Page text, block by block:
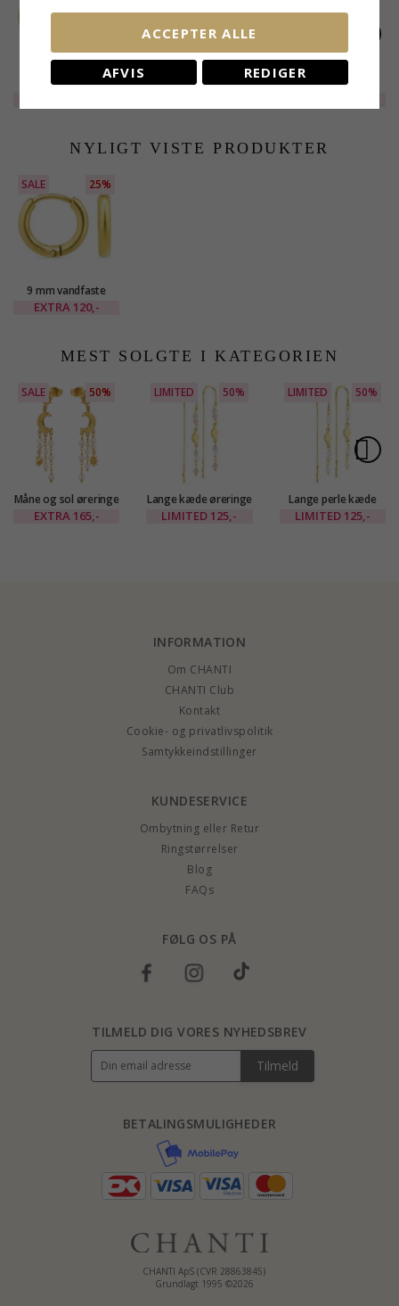
17 mm vandfaste
- OCEANA
Vandfaste creoler i
OCEANA
21 mm vandfaste
- OCEANA
NYLIGT VISTE PRODUKTER
SALE 25%
9 mm vandfaste
creoler i forgyldt stål
EXTRA 120,-
MEST SOLGTE I KATEGORIEN
SALE 50%
Måne og sol øreringe
i forgyldt messing -
EXTRA 165,-
LIMITED 50%
Lange kæde øreringe
i forgyldt messing -
LIMITED 125,-
LIMITED 50%
Lange perle kæde
øreringe i forgyldt
LIMITED 125,-
INFORMATION
Om CHANTI
CHANTI Club
Kontakt
Cookie- og privatlivspolitik
Samtykkeindstillinger
KUNDESERVICE
Ombytning eller Retur
Ringstørrelser
Blog
FAQs
FØLG OS PÅ
CHANTI ApS (CVR 28863845)
Grundlagt 1995 ©2026
BETALINGSMULIGHEDER
TILMELD DIG VORES NYHEDSBREV
Tilmeld
ACCEPTER ALLE
AFVIS REDIGER